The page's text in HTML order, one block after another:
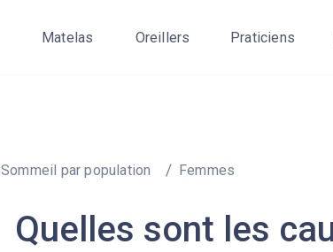
Matelas Oreillers Praticiens
Sommeil par population Femmes
Quelles sont les